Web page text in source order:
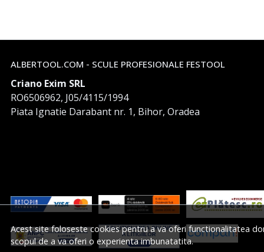
Acest site foloseste cookies pentru a va oferi functionalitatea
scopul de a va oferi o experienta imbunatatita.
ALBERTOOL.COM - SCULE PROFESIONALE FESTOOL
Criano Exim SRL
RO6506962, J05/4115/1994
Piata Ignatie Darabant nr. 1, Bihor, Oradea